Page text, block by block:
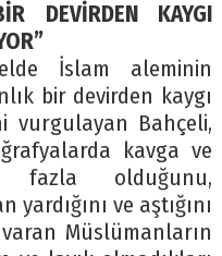
DEVİRDEN KAYGI
İslam aleminin
bir devirden kaygı
vurgulayan Bahçeli,
kavga ve
fazla olduğunu,
ve aştığını
Müslümanların